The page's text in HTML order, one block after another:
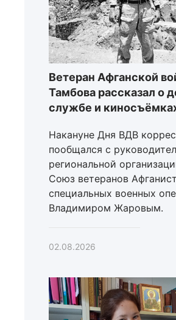
Ветеран Афганской
Тамбова рассказал о
службе и
Накануне Дня ВДВ
пообщался с
региональной
Союз ветеранов
специальных военных
Владимиром Жаровым.
02.08.2026